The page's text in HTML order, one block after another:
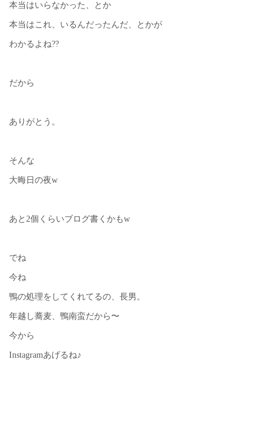
本当はいらなかった、とか
本当はこれ、いるんだったんだ、とかが
わかるよね??
だから
ありがとう。
そんな
大晦日の夜w
あと2個くらいブログ書くかもw
でね
今ね
鴨の処理をしてくれてるの、長男。
年越し蕎麦、鴨南蛮だから〜
今から
Instagramあげるね♪